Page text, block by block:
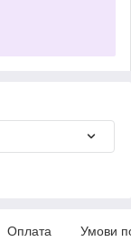
Оплата Умови